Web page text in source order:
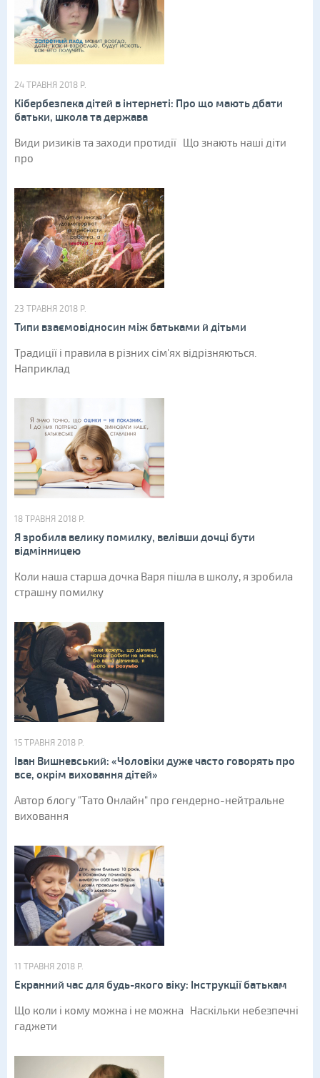
24 ТРАВНЯ 2018 Р.
Кібербезпека дітей в інтернеті: Про що мають дбати
батьки, школа та держава
Види ризиків та заходи протидії Що знають наші діти
про
23 ТРАВНЯ 2018 Р.
Типи взаємовідносин між батьками й дітьми
Традиції і правила в різних сім'ях відрізняються.
Наприклад
18 ТРАВНЯ 2018 Р.
Я зробила велику помилку, велівши дочці бути
відмінницею
Коли наша старша дочка Варя пішла в школу, я зробила
страшну помилку
15 ТРАВНЯ 2018 Р.
Іван Вишневський: «Чоловіки дуже часто говорять про
все, окрім виховання дітей»
Автор блогу "Тато Онлайн" про гендерно-нейтральне
виховання
11 ТРАВНЯ 2018 Р.
Екранний час для будь-якого віку: Інструкції батькам
Що коли і кому можна і не можна Наскільки небезпечні
гаджети